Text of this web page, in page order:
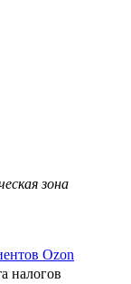
зона
Ozon
налогов